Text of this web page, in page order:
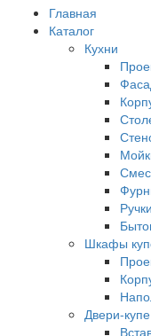
Главная
Каталог
Кухни
Ручки
Шкафы
Двери-купе